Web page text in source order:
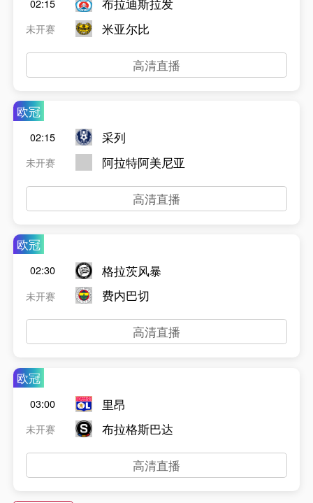
02:15
未开赛
布拉迪斯拉发
米亚尔比
高清直播
欧冠
02:15
未开赛
采列
阿拉特阿美尼亚
高清直播
欧冠
02:30
未开赛
格拉茨风暴
费内巴切
高清直播
欧冠
03:00
未开赛
里昂
布拉格斯巴达
高清直播